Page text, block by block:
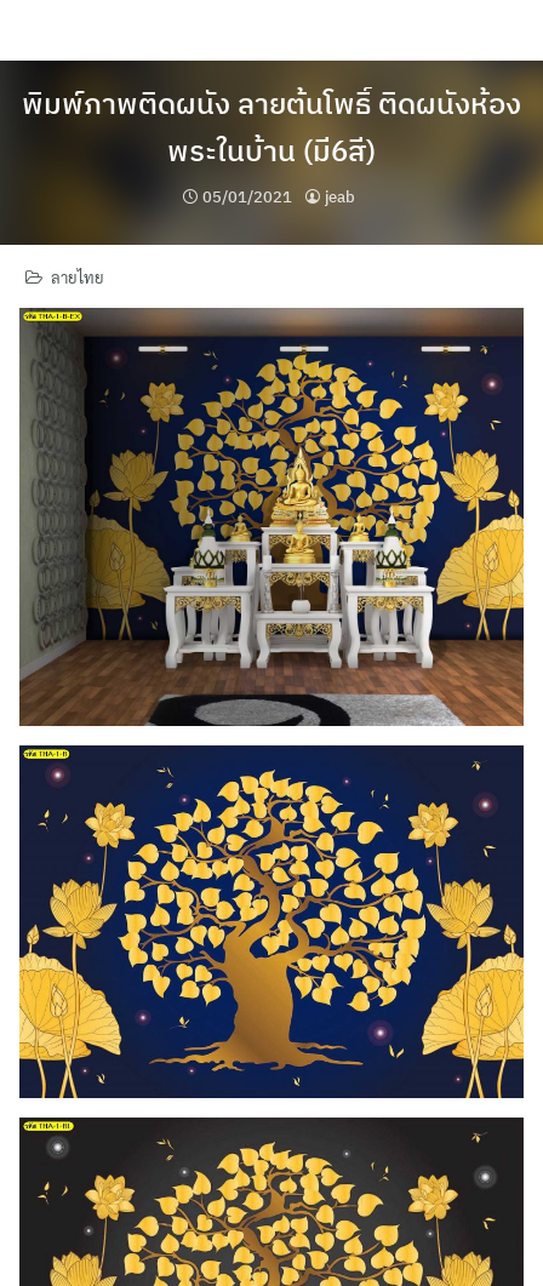
พิมพ์ภาพติดผนัง ลายต้นโพธิ์ ติดผนังห้อง
พระในบ้าน (มี6สี)
05/01/2021 jeab
ลายไทย